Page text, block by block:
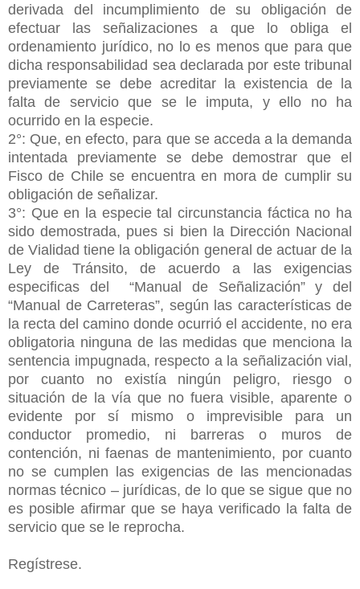
derivada del incumplimiento de su obligación de
efectuar las señalizaciones a que lo obliga el
ordenamiento jurídico, no lo es menos que para que
dicha responsabilidad sea declarada por este tribunal
previamente se debe acreditar la existencia de la
falta de servicio que se le imputa, y ello no ha
ocurrido en la especie.
2°: Que, en efecto, para que se acceda a la demanda
intentada previamente se debe demostrar que el
Fisco de Chile se encuentra en mora de cumplir su
obligación de señalizar.
3°: Que en la especie tal circunstancia fáctica no ha
sido demostrada, pues si bien la Dirección Nacional
de Vialidad tiene la obligación general de actuar de la
Ley de Tránsito, de acuerdo a las exigencias
especificas del“Manual de Señalización” y del
“Manual de Carreteras”, según las características de
la recta del camino donde ocurrió el accidente, no era
obligatoria ninguna de las medidas que menciona la
sentencia impugnada, respecto a la señalización vial,
por cuanto no existía ningún peligro, riesgo o
situación de la vía que no fuera visible, aparente o
evidente por sí mismo o imprevisible para un
conductor promedio, ni barreras o muros de
contención, ni faenas de mantenimiento, por cuanto
no se cumplen las exigencias de las mencionadas
normas técnico – jurídicas, de lo que se sigue que no
es posible afirmar que se haya verificado la falta de
servicio que se le reprocha.
Regístrese.